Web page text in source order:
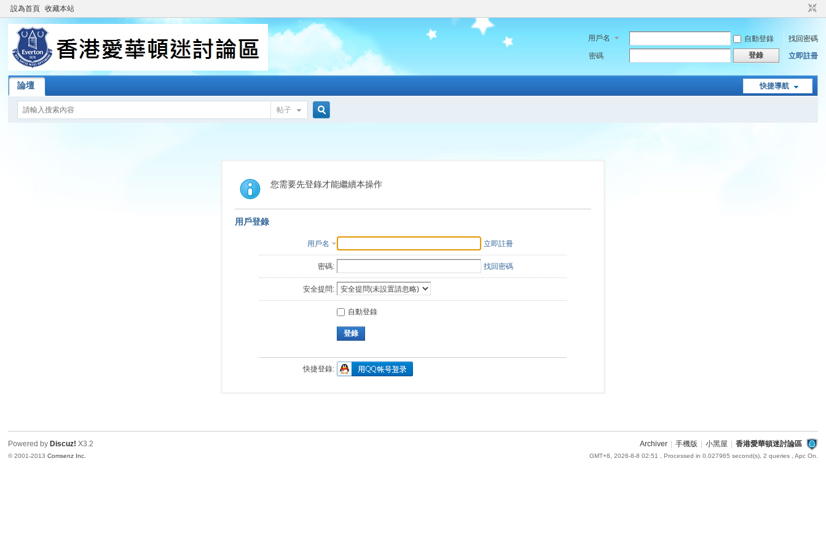
設為首頁 收藏本站
用戶名 自動登錄
找回密碼
密碼
登錄 立即註冊
快捷導航
論壇
帖子
索
您需要先登錄才能繼續本操作
用戶登錄
用戶名 立即註冊
密碼: 找回密碼
安全提問:
自動登錄
登錄
快捷登錄:
Archiver 手機版 小黑屋 香港愛華頓迷討論區
GMT+8, 2026-8-8 02:51 , Processed in 0.027965 second(s), 2 queries , Apc On.
Powered by Discuz! X3.2
© 2001-2013Comsenz Inc.